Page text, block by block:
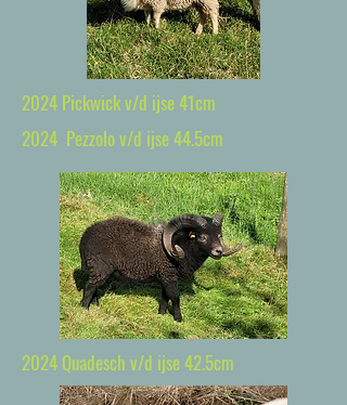
2024 Pickwick v/d ijse 41cm
2024 Pezzolo v/d ijse 44.5cm
2024 Quadesch v/d ijse 42.5cm